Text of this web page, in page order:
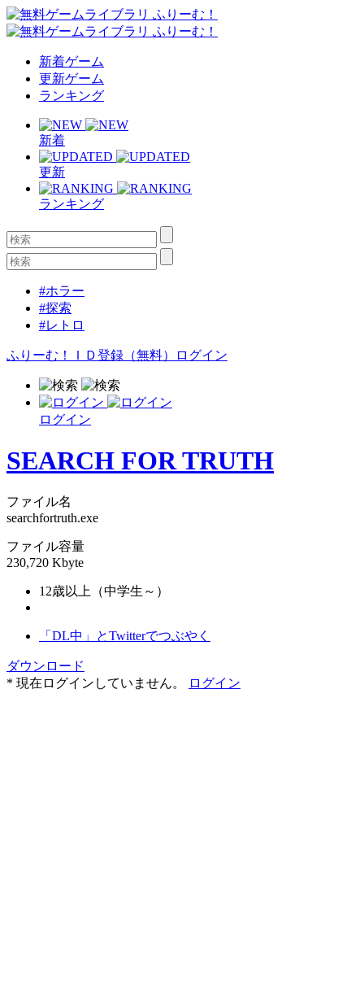
新着ゲーム
更新ゲーム
ランキング
新着
更新
ランキング
#ホラー
#探索
#レトロ
ふりーむ！ＩＤ登録（無料） ログイン
ログイン
SEARCH FOR TRUTH
ファイル名
searchfortruth.exe
ファイル容量
230,720 Kbyte
12歳以上（中学生～）
「DL中」とTwitterでつぶやく
ダウンロード
* 現在ログインしていません。
ログイン